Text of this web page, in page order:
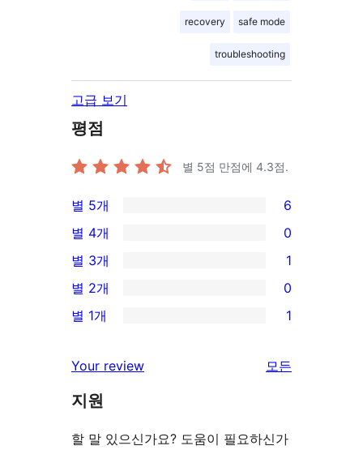
recovery safe mode
troubleshooting
고급 보기
평점
별 5점 만점에 4.3점.
6/5-
별
점
후
기
별 5개 6
0/4-
별
점
후
별 4개 0
1/3-
별
점
기
별 3개 1
0/2-
별
후
기
별 2개 0
1/1-
점
후
별 1개 1
Your review 모든
지원
할 말 있으신가요? 도움이 필요하신가